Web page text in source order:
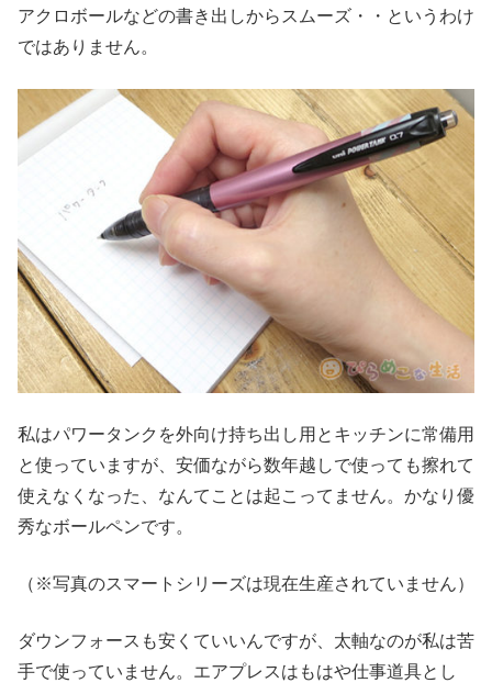
アクロボールなどの書き出しからスムーズ・・というわけ
ではありません。
私はパワータンクを外向け持ち出し用とキッチンに常備用
と使っていますが、安価ながら数年越しで使っても擦れて
使えなくなった、なんてことは起こってません。かなり優
秀なボールペンです。
（※写真のスマートシリーズは現在生産されていません）
ダウンフォースも安くていいんですが、太軸なのが私は苦
手で使っていません。エアプレスはもはや仕事道具とし